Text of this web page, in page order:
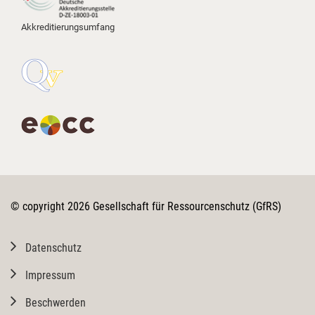
​Die Ausbildung ist intensiv, macht
aber vor allem eines: viel Mut für
​#BioKontrolle #Zertifizierung
Die Integrität der gesamten Bio-
Akkreditierungsumfang
© copyright 2026 Gesellschaft für Ressourcenschutz (GfRS)
Datenschutz
Impressum
Beschwerden